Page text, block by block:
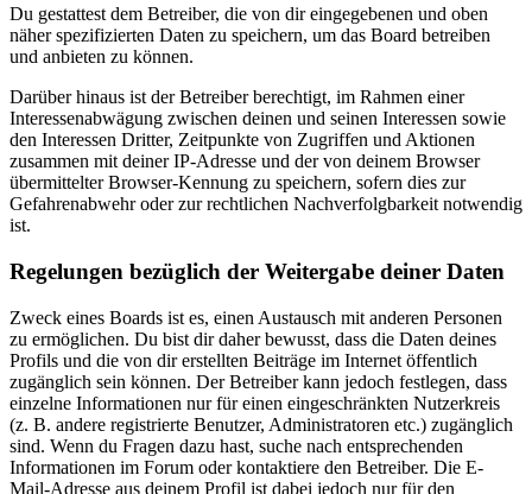
Du gestattest dem Betreiber, die von dir eingegebenen und oben
näher spezifizierten Daten zu speichern, um das Board betreiben
und anbieten zu können.
Darüber hinaus ist der Betreiber berechtigt, im Rahmen einer
Interessenabwägung zwischen deinen und seinen Interessen sowie
den Interessen Dritter, Zeitpunkte von Zugriffen und Aktionen
zusammen mit deiner IP-Adresse und der von deinem Browser
übermittelter Browser-Kennung zu speichern, sofern dies zur
Gefahrenabwehr oder zur rechtlichen Nachverfolgbarkeit notwendig
ist.
Regelungen bezüglich der Weitergabe deiner Daten
Zweck eines Boards ist es, einen Austausch mit anderen Personen
zu ermöglichen. Du bist dir daher bewusst, dass die Daten deines
Profils und die von dir erstellten Beiträge im Internet öffentlich
zugänglich sein können. Der Betreiber kann jedoch festlegen, dass
einzelne Informationen nur für einen eingeschränkten Nutzerkreis
(z. B. andere registrierte Benutzer, Administratoren etc.) zugänglich
sind. Wenn du Fragen dazu hast, suche nach entsprechenden
Informationen im Forum oder kontaktiere den Betreiber. Die E-
Mail-Adresse aus deinem Profil ist dabei jedoch nur für den